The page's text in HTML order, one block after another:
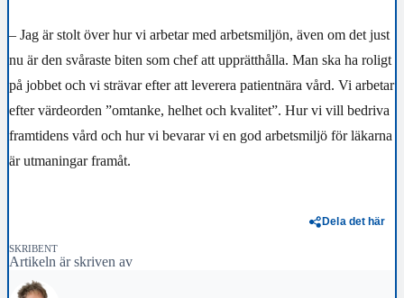
– Jag är stolt över hur vi arbetar med arbetsmiljön, även om det just
nu är den svåraste biten som chef att upprätthålla. Man ska ha roligt
på jobbet och vi strävar efter att leverera patientnära vård. Vi arbetar
efter värdeorden ”omtanke, helhet och kvalitet”. Hur vi vill bedriva
framtidens vård och hur vi bevarar vi en god arbetsmiljö för läkarna
är utmaningar framåt.
Dela det här
SKRIBENT
Artikeln är skriven av